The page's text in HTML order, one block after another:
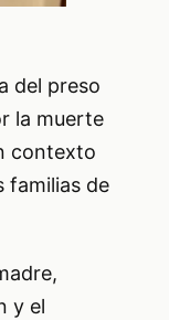
del preso
la muerte
contexto
familias de
y el